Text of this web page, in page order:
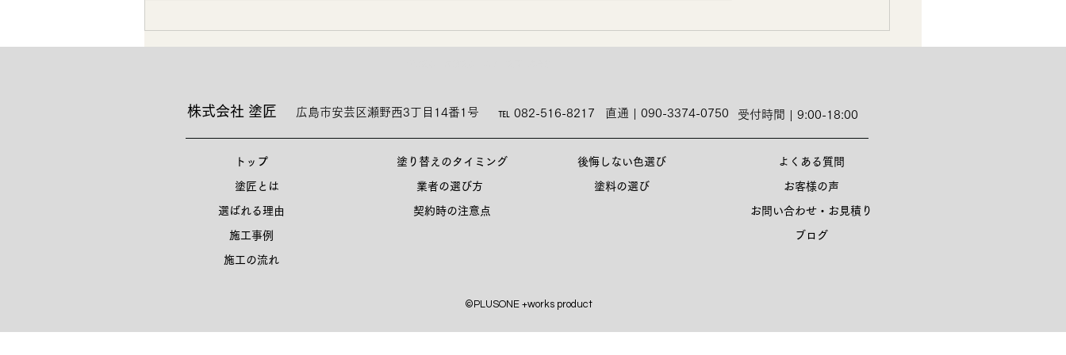
株式会社 塗匠 広島市安芸区瀬野西3丁目14番1号 ℡ 082-516-8217 直通 | 090-3374-0750 受付時間 | 9:00-18:00
トップ
塗匠とは
選ばれる理由
塗り替えのタイミング
業者の選び方
後悔しない色選び
塗料の選び
契約時の注意点
施工事例
よくある質問
お客様の声
お問い合わせ・お見積り
ブログ
施工の流れ
©PLUSONE +works product